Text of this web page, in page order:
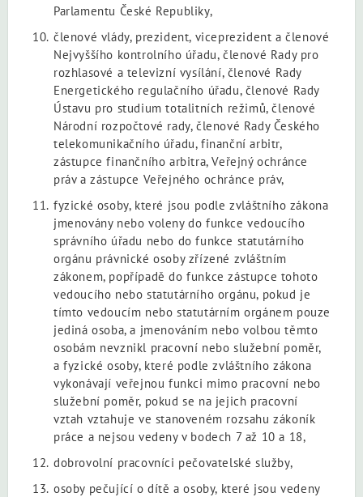
Parlamentu České Republiky,
členové vlády, prezident, viceprezident a členové
Nejvyššího kontrolního úřadu, členové Rady pro
rozhlasové a televizní vysílání, členové Rady
Energetického regulačního úřadu, členové Rady
Ústavu pro studium totalitních režimů, členové
Národní rozpočtové rady, členové Rady Českého
telekomunikačního úřadu, finanční arbitr,
zástupce finančního arbitra, Veřejný ochránce
práv a zástupce Veřejného ochránce práv,
fyzické osoby, které jsou podle zvláštního zákona
jmenovány nebo voleny do funkce vedoucího
správního úřadu nebo do funkce statutárního
orgánu právnické osoby zřízené zvláštním
zákonem, popřípadě do funkce zástupce tohoto
vedoucího nebo statutárního orgánu, pokud je
tímto vedoucím nebo statutárním orgánem pouze
jediná osoba, a jmenováním nebo volbou těmto
osobám nevznikl pracovní nebo služební poměr,
a fyzické osoby, které podle zvláštního zákona
vykonávají veřejnou funkci mimo pracovní nebo
služební poměr, pokud se na jejich pracovní
vztah vztahuje ve stanoveném rozsahu zákoník
práce a nejsou vedeny v bodech 7 až 10 a 18,
dobrovolní pracovníci pečovatelské služby,
osoby pečující o dítě a osoby, které jsou vedeny